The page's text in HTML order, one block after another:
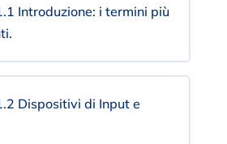
Introduzione: i termini più
Dispositivi di Input e